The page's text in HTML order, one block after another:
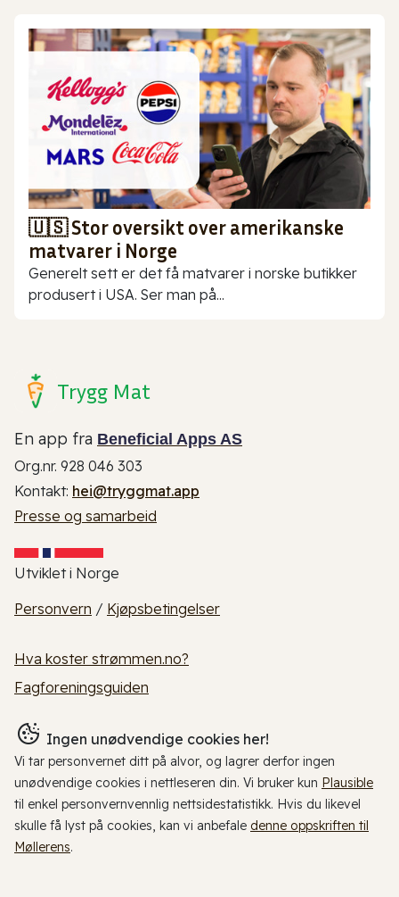
🇺🇸 Stor oversikt over amerikanske
matvarer i Norge
Generelt sett er det få matvarer i norske butikker
produsert i USA. Ser man på...
Trygg Mat
En app fra Beneficial Apps AS
Org.nr. 928 046 303
Kontakt: hei@tryggmat.app
Presse og samarbeid
Utviklet i Norge
Personvern / Kjøpsbetingelser
Hva koster strømmen.no?
Fagforeningsguiden
Ingen unødvendige cookies her!
Vi tar personvernet ditt på alvor, og lagrer derfor ingen
unødvendige cookies i nettleseren din. Vi bruker kun Plausible
til enkel personvernvennlig nettsidestatistikk. Hvis du likevel
skulle få lyst på cookies, kan vi anbefale denne oppskriften til
Møllerens.